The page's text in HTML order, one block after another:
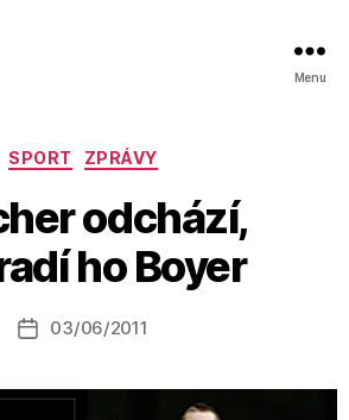
Menu
Rubriky
SPORT ZPRÁVY
odchází,
ho Boyer
Autor
příspěvku
A
u
o
a
Datum
03/06/2011